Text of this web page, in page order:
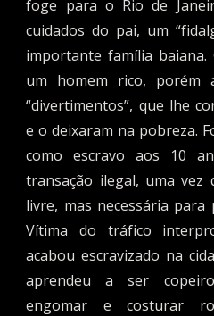
foge para o Rio de
cuidados do pai, um
importante família baiana.
um homem rico, porém
“divertimentos”, que lhe
e o deixaram na pobreza.
como escravo aos 10
transação ilegal, uma
livre, mas necessária para
Vítima do tráfico
acabou escravizado na
aprendeu a ser
engomar e costurar